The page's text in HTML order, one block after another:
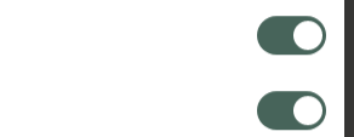
via webbplatsens
Ett återkallat samtycke påverkar inte
som skett innan återkallelsen.
har dessutom en naturligt